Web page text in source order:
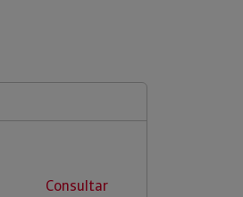
Consultar